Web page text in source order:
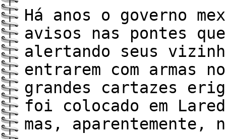
Há anos o governo
avisos nas pontes
alertando seus
entrarem com armas
grandes cartazes
foi colocado em
mas,